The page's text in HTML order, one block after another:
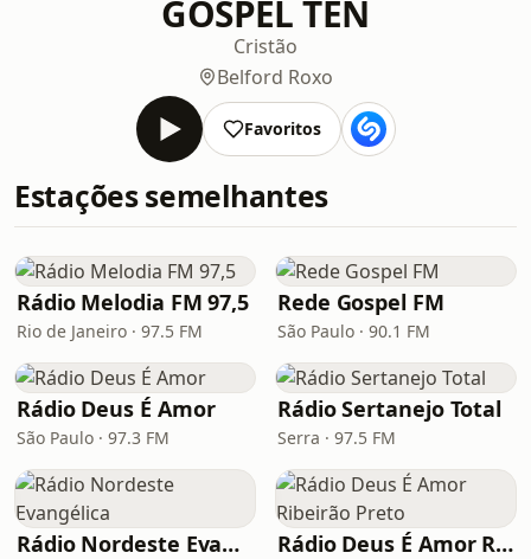
GOSPEL TEN
Cristão
Belford Roxo
Favoritos
Estações semelhantes
Rádio Melodia FM 97,5
Rio de Janeiro · 97.5 FM
Rede Gospel FM
São Paulo · 90.1 FM
Rádio Deus É Amor
São Paulo · 97.3 FM
Rádio Sertanejo Total
Serra · 97.5 FM
Rádio Nordeste Evangélica Rádio Deus É Amor Ribeirão Preto